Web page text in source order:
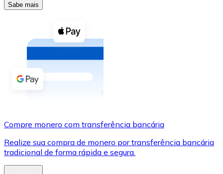
Ver tudo
Cupons cripto
Compre criptomoedas com dinheiro e outros
Comprar com dinheiro
Transferência SEPA
Use cartões Visa e Mastercard para comprar
Comprar com cartão
Sabe mais
Compre monero com transferência bancária
Realize sua compra de monero por transferência bancária
tradicional de forma rápida e segura.